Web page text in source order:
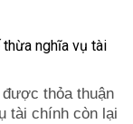
thỏa thuận
tài chính còn lại